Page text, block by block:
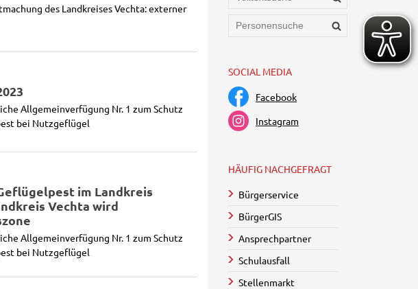
des Landkreises Vechta: externer
Allgemeinverfügung Nr. 1 zum Schutz
bei Nutzgeflügel
im Landkreis
Vechta wird
Allgemeinverfügung Nr. 1 zum Schutz
bei Nutzgeflügel
SOCIAL MEDIA
Facebook
Instagram
HÄUFIG NACHGEFRAGT
Bürgerservice
BürgerGIS
Ansprechpartner
Schulausfall
Stellenmarkt